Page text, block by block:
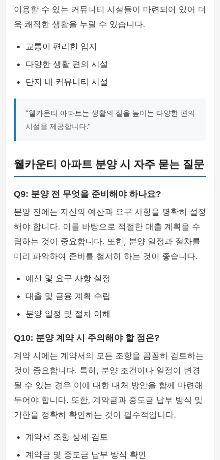
이용할 수 있는 커뮤니티 시설들이 마련되어 있어 더
욱 쾌적한 생활을 누릴 수 있습니다.
교통이 편리한 입지
다양한 생활 편의 시설
단지 내 커뮤니티 시설
“웰카운티 아파트는 생활의 질을 높이는 다양한 편의
시설을 제공합니다.”
웰카운티 아파트 분양 시 자주 묻는 질문
Q9: 분양 전 무엇을 준비해야 하나요?
분양 전에는 자신의 예산과 요구 사항을 명확히 설정
해야 합니다. 이를 바탕으로 적절한 대출 계획을 수
립하는 것이 중요합니다. 또한, 분양 일정과 절차를
미리 파악하여 준비를 철저히 하는 것이 좋습니다.
예산 및 요구 사항 설정
대출 및 금융 계획 수립
분양 일정 및 절차 이해
Q10: 분양 계약 시 주의해야 할 점은?
계약 시에는 계약서의 모든 조항을 꼼꼼히 검토하는
것이 중요합니다. 특히, 분양 조건이나 일정이 변경
될 수 있는 경우 이에 대한 대처 방안을 함께 마련해
두어야 합니다. 또한, 계약금과 중도금 납부 방식 및
기한을 정확히 확인하는 것이 필수적입니다.
계약서 조항 상세 검토
계약금 및 중도금 납부 방식 확인